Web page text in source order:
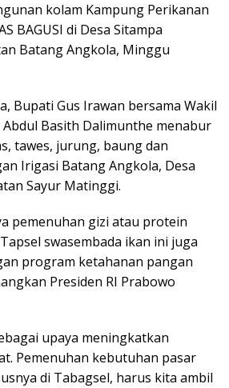
kolam Kampung Perikanan
BAGUSI di Desa Sitampa
Batang Angkola, Minggu
Bupati Gus Irawan bersama Wakil
Abdul Basith Dalimunthe menabur
tawes, jurung, baung dan
Irigasi Batang Angkola, Desa
Sayur Matinggi.
pemenuhan gizi atau protein
swasembada ikan ini juga
program ketahanan pangan
Presiden RI Prabowo
upaya meningkatkan
Pemenuhan kebutuhan pasar
di Tabagsel, harus kita ambil